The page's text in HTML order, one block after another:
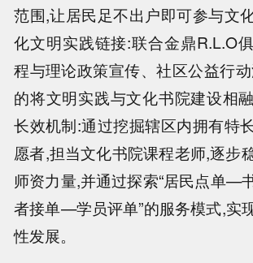
范围,让居民足不出户即可参与文
化文明实践链接:联合金鼎R.L.O
程与理论政策宣传、社区公益行
的将文明实践与文化书院建设相
长效机制:通过挖掘辖区内拥有特
愿者,担当文化书院课程老师,逐步
师资力量,并通过探索“居民点单—
者接单—学员评单”的服务模式,实
性发展。